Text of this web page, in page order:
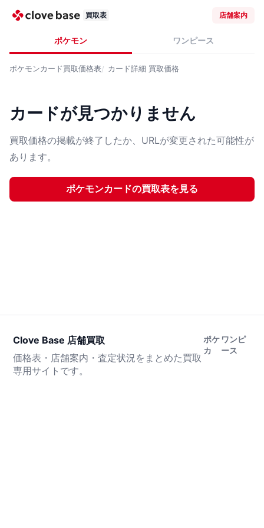
買取表 店舗案内
ポケモン ワンピース
ポケモンカード買取価格表 カード詳細 買取価格
カードが見つかりません
買取価格の掲載が終了したか、URLが変更された可能性が
あります。
ポケモンカードの買取表を見る
Clove Base 店舗買取
価格表・店舗案内・査定状況をまとめた買取
専用サイトです。
ポケ
カ
ワンピ
ース